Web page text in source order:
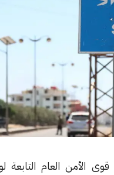
التابعة لوزارة الدفاع